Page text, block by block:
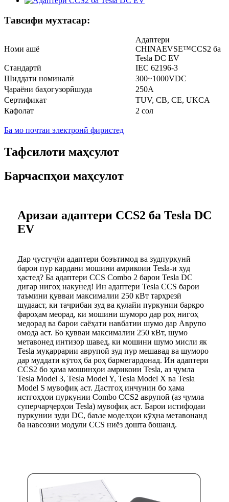
Тавсифи мухтасар:
Номи ашё
Адаптери
CHINAEVSE™️CCS2 ба
Tesla DC EV
Стандартӣ
IEC 62196-3
Шиддати номиналӣ
300~1000VDC
Ҷараёни баҳогузорӣшуда
250А
Сертификат
TUV, CB, CE, UKCA
Кафолат
2 сол
Ба мо почтаи электронӣ фиристед
Тафсилоти маҳсулот
Барчаспҳои маҳсулот
Аризаи адаптери CCS2 ба Tesla DC
EV
Дар ҷустуҷӯи адаптери боэътимод ва зудпуркунӣ
барои пур кардани мошини амрикоии Tesla-и худ
ҳастед? Ба адаптери CCS Combo 2 барои Tesla DC
дигар нигоҳ накунед! Ин адаптери Tesla CCS барои
таъмини қувваи максималии 250 кВт тарҳрезӣ
шудааст, ки таҷрибаи зуд ва қулайи пуркунии барқро
фароҳам меорад, ки мошини шуморо дар роҳ нигоҳ
медорад ва барои саёҳати навбатии шумо дар Аврупо
омода аст. Бо қувваи максималии 250 кВт, шумо
метавонед интизор шавед, ки мошини шумо мисли як
Tesla муқаррарии аврупоӣ зуд пур мешавад ва шуморо
дар муддати кӯтоҳ ба роҳ бармегардонад. Ин адаптери
CCS2 бо ҳама мошинҳои амрикоии Tesla, аз ҷумла
Tesla Model 3, Tesla Model Y, Tesla Model X ва Tesla
Model S мувофиқ аст. Дастгоҳ инчунин бо ҳама
истгоҳҳои пуркунии Combo CCS2 аврупоӣ (аз ҷумла
суперчарҷерҳои Tesla) мувофиқ аст. Барои истифодаи
пуркунии зуди DC, баъзе моделҳои кӯҳна метавонанд
ба навсозии модули CCS ниёз дошта бошанд.